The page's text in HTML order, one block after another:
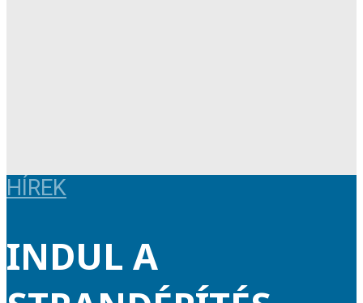
HÍREK
INDUL A